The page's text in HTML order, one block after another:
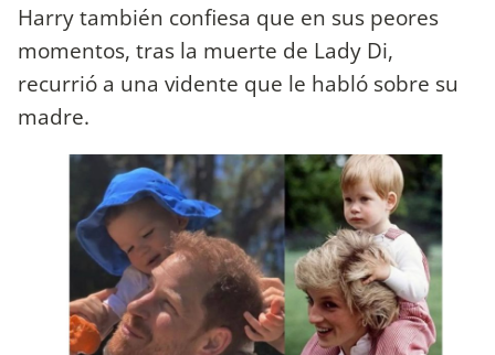
Harry también confiesa que en sus peores
momentos, tras la muerte de Lady Di,
recurrió a una vidente que le habló sobre su
madre.